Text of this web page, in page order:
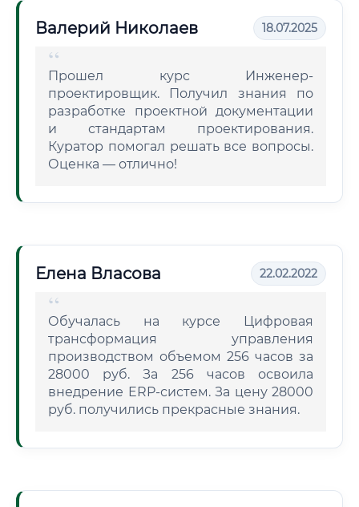
Валерий Николаев 18.07.2025
Прошел курс Инженер-
проектировщик. Получил знания по
разработке проектной документации
и стандартам проектирования.
Куратор помогал решать все вопросы.
Оценка — отлично!
Елена Власова 22.02.2022
Обучалась на курсе Цифровая
трансформация управления
производством объемом 256 часов за
28000 руб. За 256 часов освоила
внедрение ERP-систем. За цену 28000
руб. получились прекрасные знания.